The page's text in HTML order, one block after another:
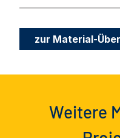
zur Material-
Weitere